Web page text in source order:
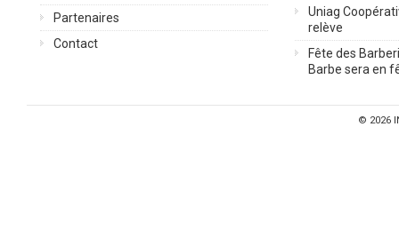
Partenaires
Contact
Uniag
relève
Fête des
Barbe sera en
© 2026